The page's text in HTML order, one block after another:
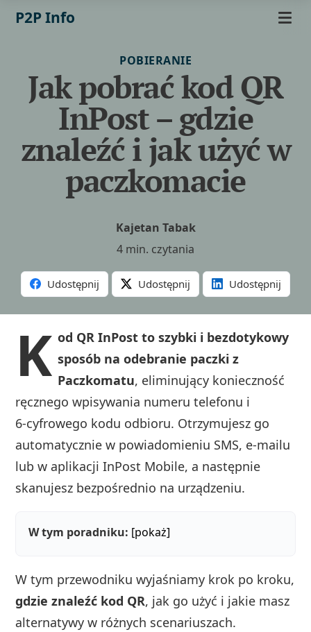
P2P Info
POBIERANIE
Jak pobrać kod QR
InPost – gdzie
znaleźć i jak użyć w
paczkomacie
Kajetan Tabak
4 min. czytania
Udostępnij Udostępnij Udostępnij
K od QR InPost to szybki i bezdotykowy
sposób na odebranie paczki z
Paczkomatu, eliminujący konieczność
ręcznego wpisywania numeru telefonu i
6‑cyfrowego kodu odbioru. Otrzymujesz go
automatycznie w powiadomieniu SMS, e‑mailu
lub w aplikacji InPost Mobile, a następnie
skanujesz bezpośrednio na urządzeniu.
W tym poradniku: [pokaż]
W tym przewodniku wyjaśniamy krok po kroku,
gdzie znaleźć kod QR, jak go użyć i jakie masz
alternatywy w różnych scenariuszach.